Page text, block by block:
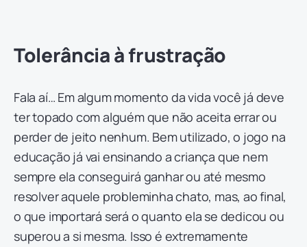
Tolerância à frustração
Fala aí… Em algum momento da vida você já deve
ter topado com alguém que não aceita errar ou
perder de jeito nenhum. Bem utilizado, o jogo na
educação já vai ensinando a criança que nem
sempre ela conseguirá ganhar ou até mesmo
resolver aquele probleminha chato, mas, ao final,
o que importará será o quanto ela se dedicou ou
superou a si mesma. Isso é extremamente